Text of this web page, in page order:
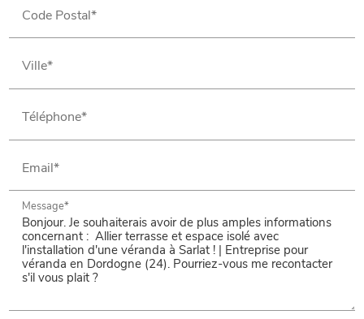
Code Postal*
Ville*
Téléphone*
Email*
Message*